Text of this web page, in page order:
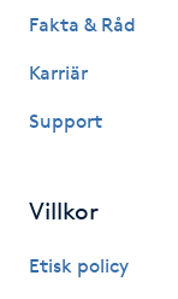
Hypnos
Hårborttagning
Hårförlängning
Hårvård
Fakta & Råd
Karriär
Support
Villkor
Etisk policy